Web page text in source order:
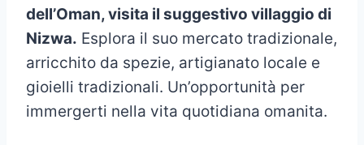
dell’Oman, visita il suggestivo villaggio di
Nizwa. Esplora il suo mercato tradizionale,
arricchito da spezie, artigianato locale e
gioielli tradizionali. Un’opportunità per
immergerti nella vita quotidiana omanita.